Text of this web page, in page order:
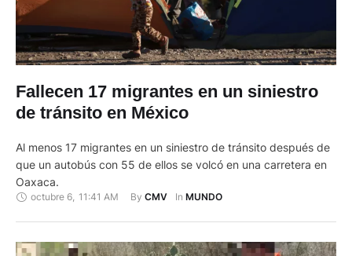
Fallecen 17 migrantes en un siniestro
de tránsito en México
Al menos 17 migrantes en un siniestro de tránsito después de
que un autobús con 55 de ellos se volcó en una carretera en
Oaxaca.
octubre 6 11:41 AM By CMV In MUNDO